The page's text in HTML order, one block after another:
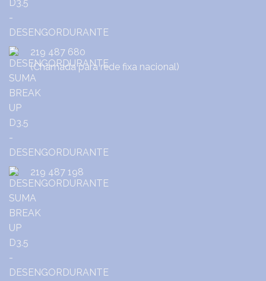
219 487 680
(Chamada para rede fixa nacional)
219 487 198